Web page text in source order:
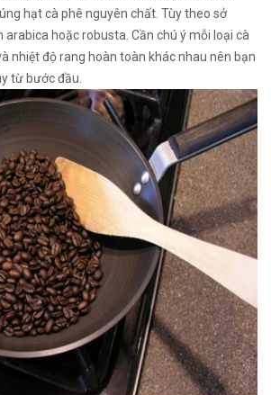
hạt cà phê nguyên chất. Tùy theo sở
arabica hoặc robusta. Cần chú ý mỗi loại cà
nhiệt độ rang hoàn toàn khác nhau nên bạn
từ bước đầu.